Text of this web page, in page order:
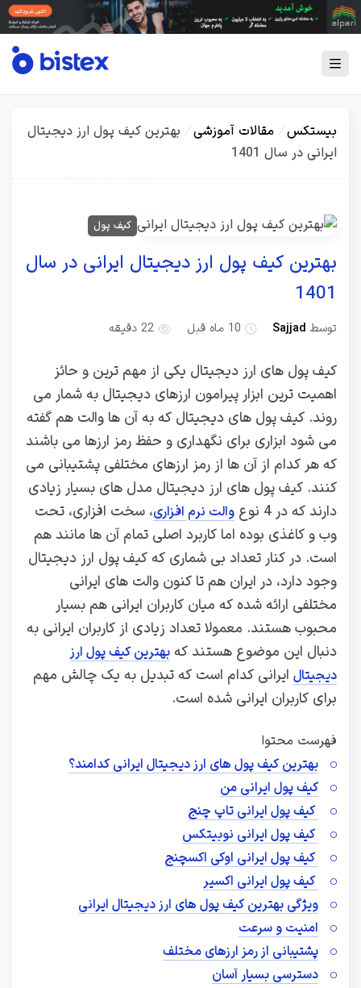
بیستکس مقالات آموزشی
بهترین کیف پول ارز دیجیتال
ایرانی در سال 1401
کیف پول
بهترین کیف پول ارز دیجیتال ایرانی در سال
1401
توسط Sajjad 10 ماه قبل 22 دقیقه
کیف پول های ارز دیجیتال یکی از مهم ترین و حائز
اهمیت ترین ابزار پیرامون ارزهای دیجیتال به شمار می
روند. کیف پول های دیجیتال که به آن ها والت هم گفته
می شود ابزاری برای نگهداری و حفظ رمز ارزها می باشند
که هر کدام از آن ها از رمز ارزهای مختلفی پشتیبانی می
کنند. کیف پول های ارز دیجیتال مدل های بسیار زیادی
دارند که در 4 نوع
والت نرم افزاری، سخت افزاری، تحت
وب و کاغذی بوده اما کاربرد اصلی تمام آن ها مانند هم
است. در کنار تعداد بی شماری که کیف پول ارز دیجیتال
وجود دارد، در ایران هم تا کنون والت های ایرانی
مختلفی ارائه شده که میان کاربران ایرانی هم بسیار
محبوب هستند. معمولا تعداد زیادی از کاربران ایرانی به
دنبال این موضوع هستند که بهترین کیف پول ارز
دیجیتال ایرانی کدام است که تبدیل به یک چالش مهم
برای کاربران ایرانی شده است.
فهرست محتوا
بهترین کیف پول های ارز دیجیتال ایرانی کدامند؟
کیف پول ایرانی من
کیف پول ایرانی تاپ چنج
کیف پول ایرانی نوبیتکس
کیف پول ایرانی اوکی اکسچنج
کیف پول ایرانی اکسیر
ویژگی بهترین کیف پول های ارز دیجیتال ایرانی
امنیت و سرعت
پشتیبانی از رمز ارزهای مختلف
دسترسی بسیار آسان